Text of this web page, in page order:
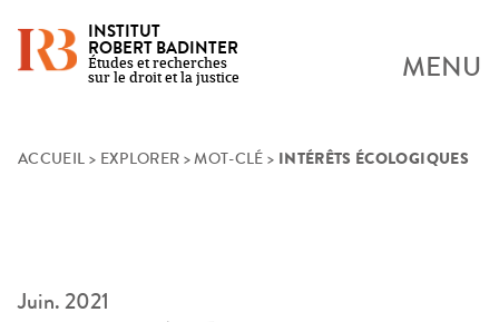
Skip
INSTITUT
ROBERT BADINTER
Études et recherches
sur le droit et la justice
MENU
ACCUEIL > EXPLORER >MOT-CLÉ > INTÉRÊTS ÉCOLOGIQUES
Juin. 2021